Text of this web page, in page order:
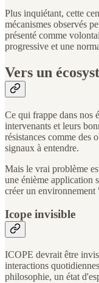
Plus inquiétant, cette
mécanismes observés
présenté comme
progressive et une
Vers un
Ce qui frappe dans nos
intervenants et leurs
résistances comme des
signaux à entendre.
Mais le vrai problème
une énième application
créer un
Icope invisible
ICOPE devrait être
interactions
philosophie, un état